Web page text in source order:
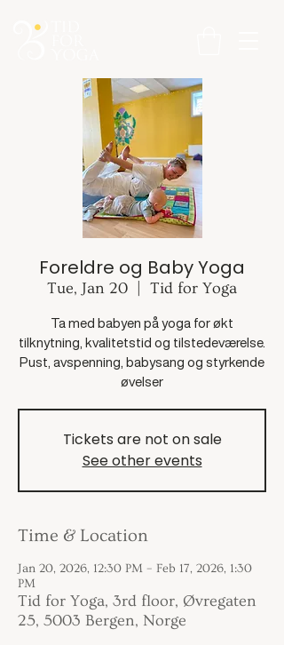
Foreldre og Baby Yoga
Tue, Jan 20 Tid for Yoga
Ta med babyen på yoga for økt
tilknytning, kvalitetstid og tilstedeværelse.
Pust, avspenning, babysang og styrkende
øvelser
Tickets are not on sale
See other events
Time & Location
Jan 20, 2026, 12:30 PM – Feb 17, 2026, 1:30
PM
Tid for Yoga, 3rd floor, Øvregaten
25, 5003 Bergen, Norge